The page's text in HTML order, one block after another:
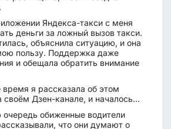
Яндекса-такси с меня
деньги за ложный вызов такси.
объяснила ситуацию, и она
пользу. Поддержка даже
и обещала обратить внимание
время я рассказала об этом
своём Дзен-канале, и началось...
обиженные водители
что они думают о